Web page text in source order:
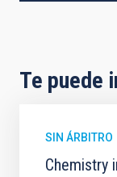
Te puede
SIN ÁRBITRO
Chemistry